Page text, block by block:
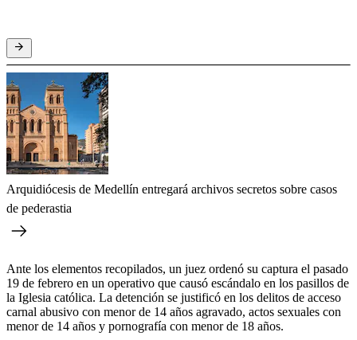
Arquidiócesis de Medellín entregará archivos secretos sobre casos
de pederastia
Ante los elementos recopilados, un juez ordenó su captura el pasado
19 de febrero en un operativo que causó escándalo en los pasillos de
la Iglesia católica. La detención se justificó en los delitos de acceso
carnal abusivo con menor de 14 años agravado, actos sexuales con
menor de 14 años y pornografía con menor de 18 años.